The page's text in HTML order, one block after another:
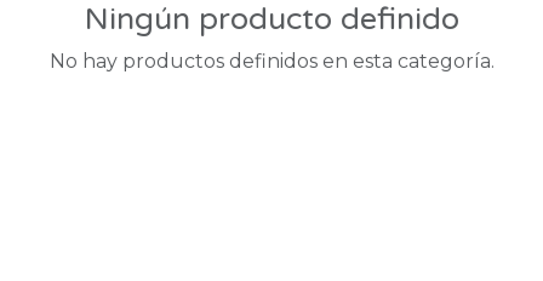
Ningún producto definido
No hay productos definidos en esta categoría.